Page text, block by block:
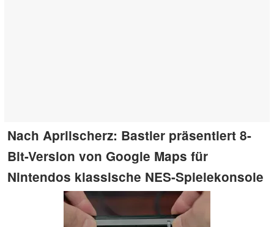
Nach Aprilscherz: Bastler präsentiert 8-
Bit-Version von Google Maps für
Nintendos klassische NES-Spielekonsole